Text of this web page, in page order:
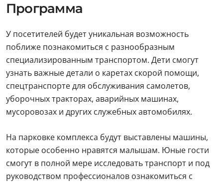
Программа
У посетителей будет уникальная возможность
поближе познакомиться с разнообразным
специализированным транспортом. Дети смогут
узнать важные детали о каретах скорой помощи,
спецтранспорте для обслуживания самолетов,
уборочных тракторах, аварийных машинах,
мусоровозах и других служебных автомобилях.
На парковке комплекса будут выставлены машины,
которые особенно нравятся малышам. Юные гости
смогут в полной мере исследовать транспорт и под
руководством профессионалов ознакомиться с